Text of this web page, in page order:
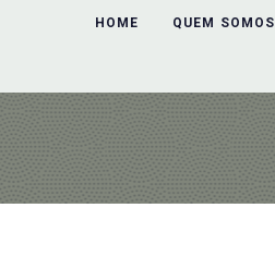
HOME QUEM SOMOS